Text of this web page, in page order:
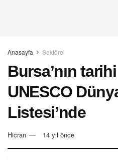
Anasayfa Sektörel
Bursa’nın
UNESCO
Listesi’nde
Hicran 14 yıl önce